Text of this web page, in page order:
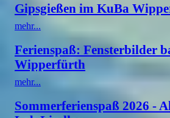
Gipsgießen im KuBa
mehr...
Ferienspaß: Fensterbilder
Wipperfürth
mehr...
Sommerferienspaß 2026 -